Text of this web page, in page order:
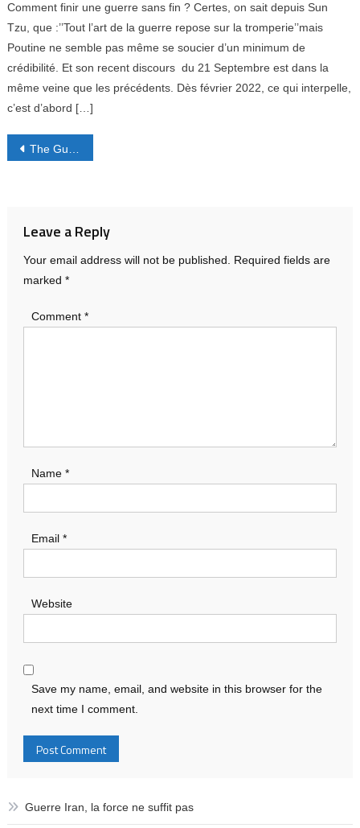
Comment finir une guerre sans fin ? Certes, on sait depuis Sun
Tzu, que :’’Tout l’art de la guerre repose sur la tromperie’’mais
Poutine ne semble pas même se soucier d’un minimum de
crédibilité. Et son recent discours du 21 Septembre est dans la
même veine que les précédents. Dès février 2022, ce qui interpelle,
c’est d’abord […]
Post
The Gulf’s Strategic Dilemma
Leave a Reply
Your email address will not be published.
Required fields are
marked *
Comment *
Name *
Email *
Website
Save my name, email, and website in this browser for the
next time I comment.
Guerre Iran, la force ne suffit pas